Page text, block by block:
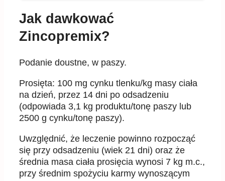
Jak dawkować
Zincopremix?
Podanie doustne, w paszy.
Prosięta: 100 mg cynku tlenku/kg masy ciała
na dzień, przez 14 dni po odsadzeniu
(odpowiada 3,1 kg produktu/tonę paszy lub
2500 g cynku/tonę paszy).
Uwzględnić, że leczenie powinno rozpocząć
się przy odsadzeniu (wiek 21 dni) oraz że
średnia masa ciała prosięcia wynosi 7 kg m.c.,
przy średnim spożyciu karmy wynoszącym